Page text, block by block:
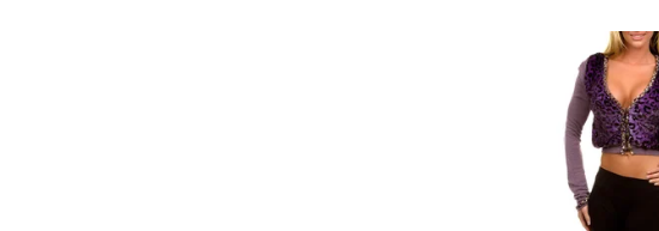
Dostupnost:
Chi